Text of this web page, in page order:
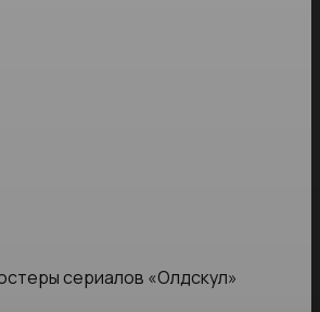
сериалов «Олдскул»